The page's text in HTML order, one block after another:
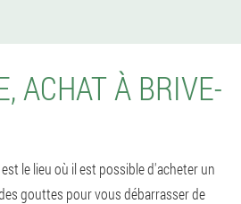
ACHAT À BRIVE-
le lieu où il est possible d'acheter un
gouttes pour vous débarrasser de